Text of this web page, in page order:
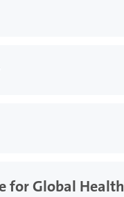
Global Health